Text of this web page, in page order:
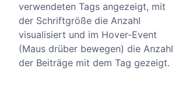
verwendeten Tags angezeigt, mit
der Schriftgröße die Anzahl
visualisiert und im Hover-Event
(Maus drüber bewegen) die Anzahl
der Beiträge mit dem Tag gezeigt.